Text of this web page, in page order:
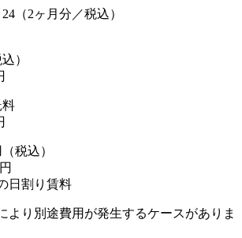
（2ヶ月分／税込）
）
料
税込）
円
日割り賃料
より別途費用が発生するケースがありま